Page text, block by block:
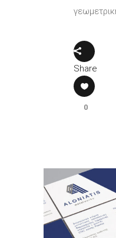
Share
0